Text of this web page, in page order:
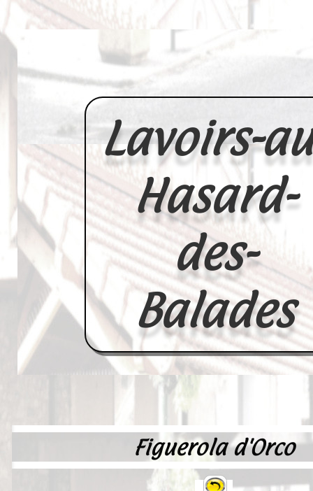
Lavoirs-
Hasard-
des-
Balades
Figuerola d'Orco